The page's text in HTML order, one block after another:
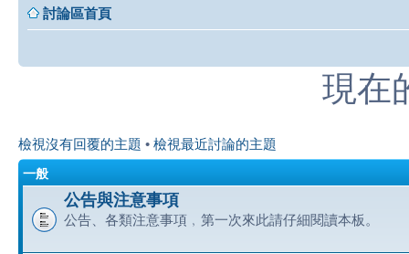
討論區首頁
現在
檢視沒有回覆的主題 • 檢視最近討論的主題
一般
公告與注意事項
公告、各類注意事項﹐第一次來此請仔細閱讀本板。